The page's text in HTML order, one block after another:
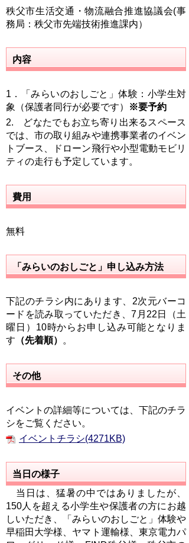
秩父市生活交通・物流融合推進協議会(事
務局：秩父市先端技術推進課内）
内容
1．「みらいのおしごと」体験：小学生対
象（保護者同行が必要です）
※要予約
2. どなたでもお立ち寄り出来るスペース
では、市の取り組みや連携事業者のイベン
トブース、ドローン飛行や小型電動モビリ
ティの走行も予定しています。
費用
無料
「みらいのおしごと」申し込み方法
下記のチラシ内にあります、2次元バーコ
ードを読み取っていただき、7月22日（土
曜日）10時からお申し込み可能となりま
す （先着順） 。
その他
イベントの詳細等については、下記のチラ
シをご覧ください。
イベントチラシ(4271KB)
当日の様子
当日は、猛暑の中ではありましたが、
150人を超える小学生や保護者の方にお越
しいただき、「みらいのおしごと」体験や
早稲田大学様、ヤマト運輸様、東京電力パ